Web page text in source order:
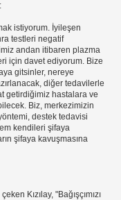
istiyorum. İyileşen
testleri negatif
andan itibaren plazma
için davet ediyorum. Bize
gitsinler, nereye
diğer tedavilerle
getirdiğimiz hastalara ve
Biz, merkezimizin
destek tedavisi
kendileri şifaya
şifaya kavuşmasına
Kızılay, "Bağışçımızı